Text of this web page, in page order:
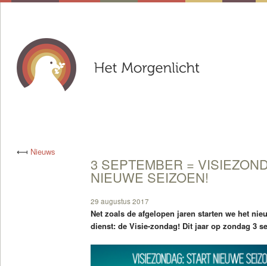
⟻ Nieuws
3 SEPTEMBER =
NIEUWE SEIZOEN!
29 augustus 2017
Net zoals de afgelopen jaren starten we het
dienst: de Visie-zondag! Dit jaar op zondag 3